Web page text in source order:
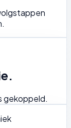
gekoppeld.